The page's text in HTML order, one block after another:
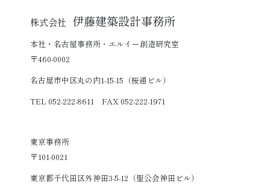
株式会社 伊藤建築設計事務所
本社・名古屋事務所・エルイー創造研究室
〒460-0002
名古屋市中区丸の内1-15-15（桜通ビル）
TEL 052-222-8611 FAX 052-222-1971
東京事務所
〒101-0021
東京都千代田区外神田3-5-12（聖公会神田ビル）